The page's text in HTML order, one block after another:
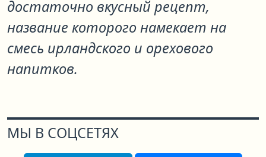
достаточно вкусный рецепт,
название которого намекает на
смесь ирландского и орехового
напитков.
МЫ В СОЦСЕТЯХ